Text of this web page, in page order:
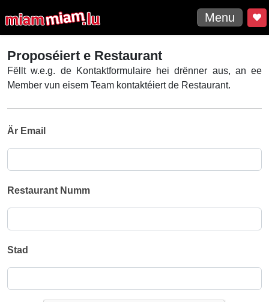
Menu
Proposéiert e Restaurant
Fëllt w.e.g. de Kontaktformulaire hei drënner aus, an ee
Member vun eisem Team kontaktéiert de Restaurant.
Är Email
Restaurant Numm
Stad